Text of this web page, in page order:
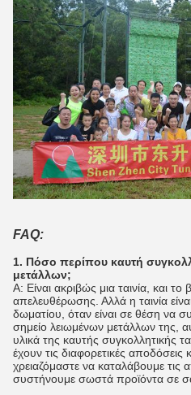
FAQ:
1. Πόσο περίπου καυτή
μετάλλων;
Α: Είναι ακριβώς μια ταινία, και το
απελευθέρωσης. Αλλά η ταινία
δωματίου, όταν είναι σε θέση να
σημείο λειωμένων μετάλλων της,
υλικά της καυτής συγκολλητικής
έχουν τις διαφορετικές αποδόσεις
χρειαζόμαστε να καταλάβουμε τις
συστήνουμε σωστά προϊόντα σε